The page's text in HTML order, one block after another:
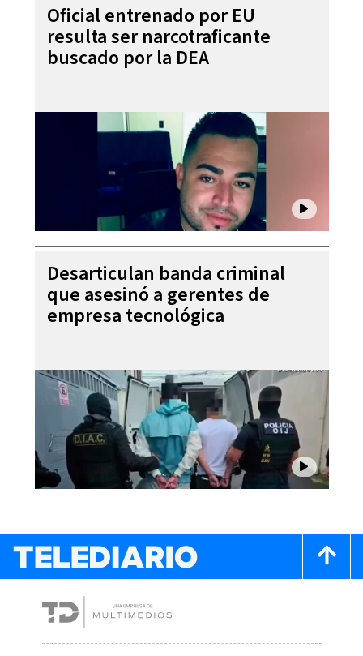
Oficial entrenado por EU
resulta ser narcotraficante
buscado por la DEA
Desarticulan banda criminal
que asesinó a gerentes de
empresa tecnológica